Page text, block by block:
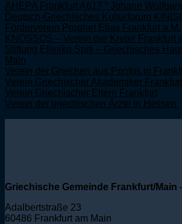
AHEPA Frankfurt A617 “ Johann
Deutsch-Griechisches Kulturforum
Förderverein Prophet Elias Frankfurt a.M.
KNOSSOS – Verein der Kreter Frankfurt
Stiftung Elliniko Spiti – Griechisches
Main
Verein der Griechen aus Pontos in
Verein Griechischer Akademiker
Verein Griechischer Eltern Frankfurt
Verein der griechischen Ärzte in Hessen
Griechische Gemeinde Frankfurt/Main
Adalbertstraße 23
60486 Frankfurt am Main